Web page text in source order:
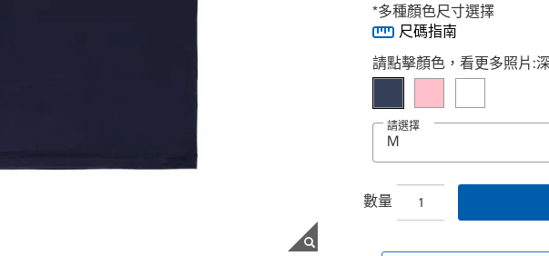
*多種顏色尺寸選擇
尺碼指南
Select product
請點擊顏色，看更多照片:
請選擇
數量